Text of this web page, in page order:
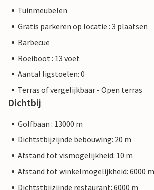
Tuinmeubelen
Gratis parkeren op locatie : 3 plaatsen
Barbecue
Roeiboot : 13 voet
Aantal ligstoelen: 0
Terras of vergelijkbaar - Open terras
Dichtbij
Golfbaan : 13000 m
Dichtstbijzijnde bebouwing: 20 m
Afstand tot vismogelijkheid: 10 m
Afstand tot winkelmogelijkheid: 6000 m
Dichtstbijzijnde restaurant: 6000 m